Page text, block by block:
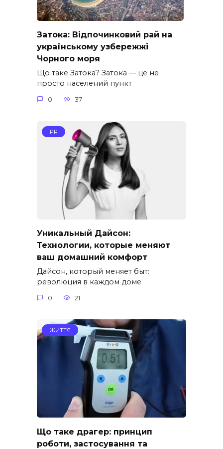
Затока: Відпочинковий рай на
українському узбережжі
Чорного моря
Що таке Затока? Затока — це не
просто населений пункт
0 37
PR
Уникальный Дайсон:
Технологии, которые меняют
ваш домашний комфорт
Дайсон, который меняет быт:
революция в каждом доме
0 21
ЖИТТЯ
Що таке драгер: принцип
роботи, застосування та